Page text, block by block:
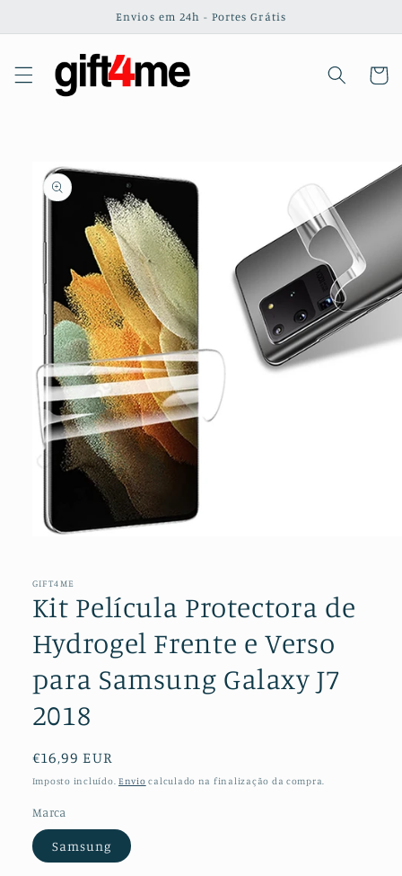
conteúdo
Envios em 24h - Portes Grátis
informação
do produto
1
modal
GIFT4ME
Kit Película Protectora de
Hydrogel Frente e Verso
para Samsung Galaxy J7
2018
Preço
normal
€16,99 EUR
Imposto incluído. Envio calculado na finalização da compra.
Marca
Samsung